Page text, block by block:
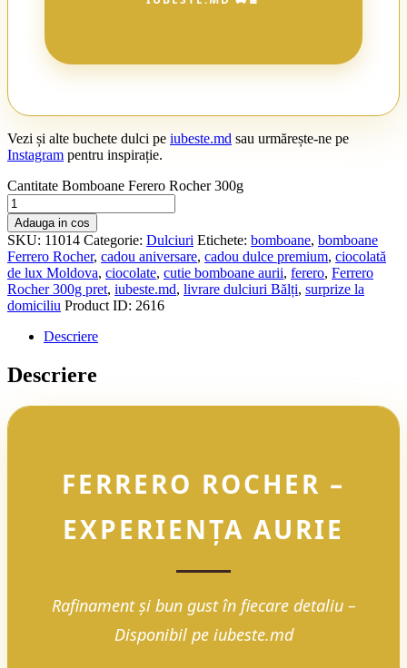
Vezi și alte buchete dulci pe iubeste.md sau urmărește-ne pe
Instagram pentru inspirație.
Cantitate Bomboane Ferero Rocher 300g
Adauga in cos
SKU: 11014 Categorie: Dulciuri Etichete: bomboane, bomboane
Ferrero Rocher, cadou aniversare, cadou dulce premium, ciocolată
de lux Moldova, ciocolate, cutie bomboane aurii, ferero, Ferrero
Rocher 300g pret, iubeste.md, livrare dulciuri Bălți, surprize la
domiciliu Product ID: 2616
Descriere
Descriere
FERRERO ROCHER –
EXPERIENȚA AURIE
Rafinament și bun gust în fiecare detaliu –
Disponibil pe iubeste.md